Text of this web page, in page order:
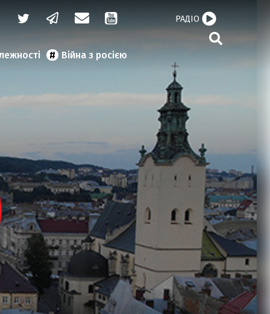
Війна з росією
РАДІО